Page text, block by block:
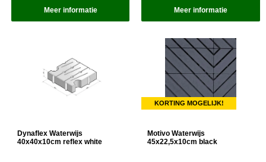
Meer informatie Meer informatie
Dynaflex Waterwijs
40x40x10cm reflex white
KORTING MOGELIJK!
Motivo Waterwijs
45x22,5x10cm black